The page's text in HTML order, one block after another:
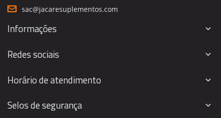
sac@jacaresuplementos.com
Informações
Redes sociais
Horário de atendimento
Selos de segurança